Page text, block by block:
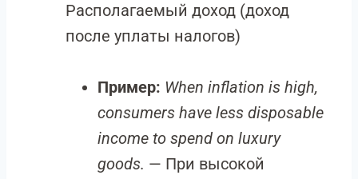
Располагаемый доход (доход
после уплаты налогов)
Пример: When inflation is high,
consumers have less disposable
income to spend on luxury
goods. — При высокой